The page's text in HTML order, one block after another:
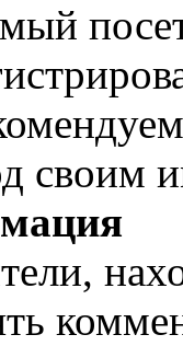
своим